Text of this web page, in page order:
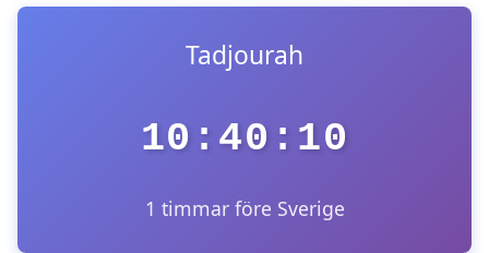
Tadjourah
10:40:10
1 timmar före Sverige